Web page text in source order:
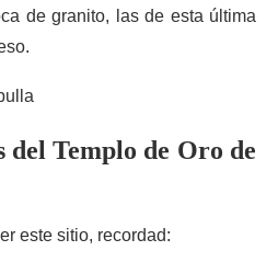
de granito, las de esta última
del Templo de Oro de
este sitio, recordad: